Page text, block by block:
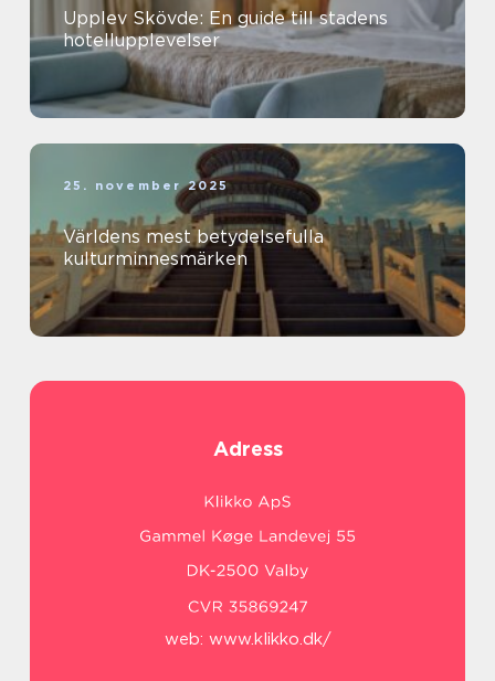
Upplev Skövde: En guide till stadens
hotellupplevelser
25. november 2025
Världens mest betydelsefulla
kulturminnesmärken
Adress
web: www.klikko.dk/